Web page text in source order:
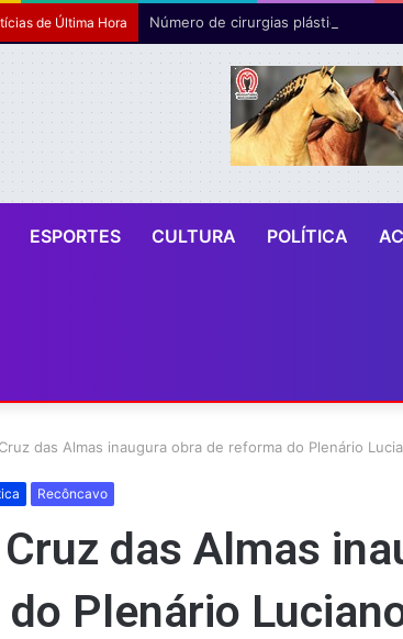
de Última Hora
ESPORTES CULTURA POLÍTICA
das Almas inaugura obra de reforma do Plenário
Recôncavo
das Almas
Plenário